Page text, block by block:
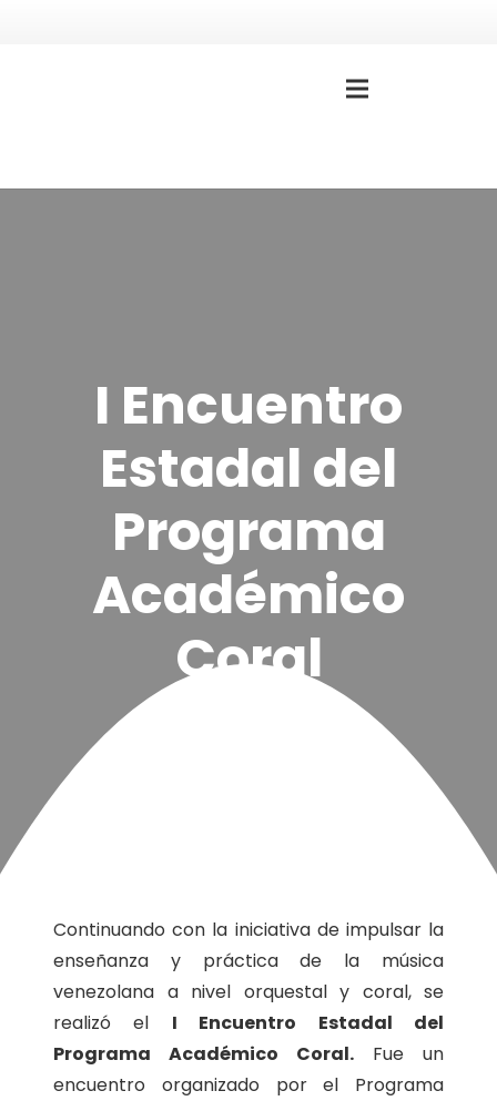
I Encuentro
Estadal del
Programa
Académico
Coral
Continuando con la iniciativa de impulsar la
enseñanza y práctica de la música
venezolana a nivel orquestal y coral, se
realizó el I Encuentro Estadal del
Programa Académico Coral. Fue un
encuentro organizado por el Programa